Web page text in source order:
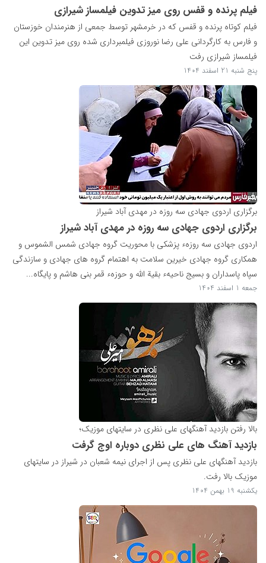
فیلم پرنده و قفس ر‌وی میز تدوین فیلمساز شیرازی
فیلم کوتاه پرنده و قفس که در خرمشهر توسط جمعی از هنرمندان خوزستان
و فارس به کارگردانی علی رضا نوروزی فیلمبرداری شده روی میز تدوین این
فیلمساز شیرازی رفت
پنج شنبه 21 اسفند 1404
برگزاری اردوی جهادی سه روزه در مهدی آباد شیراز
برگزاری اردوی جهادی سه روزه در مهدی آباد شیراز
اردوی جهادی سه روزهء پزشکی با محوریت گروه جهادی شمس الشموس و
همکاری گروه جهادی خیرین سلامت به اهتمام گروه های جهادی و سازندگی
سپاه پاسداران و بسیج ناحیهء بقیة الله و حوزهء قمر بنی هاشم و پایگاه...
جمعه 1 اسفند 1404
بالا رفتن بازدید آهنگهای علی نظری در سایتهای موزیک؛
بازدید آهنگ های علی نظری دوباره اوج گرفت
بازدید آهنگهای علی نظری پس از اجرای نیمه شعبان در شیراز در سایتهای
موزیک بالا رفت.
یکشنبه 19 بهمن 1404